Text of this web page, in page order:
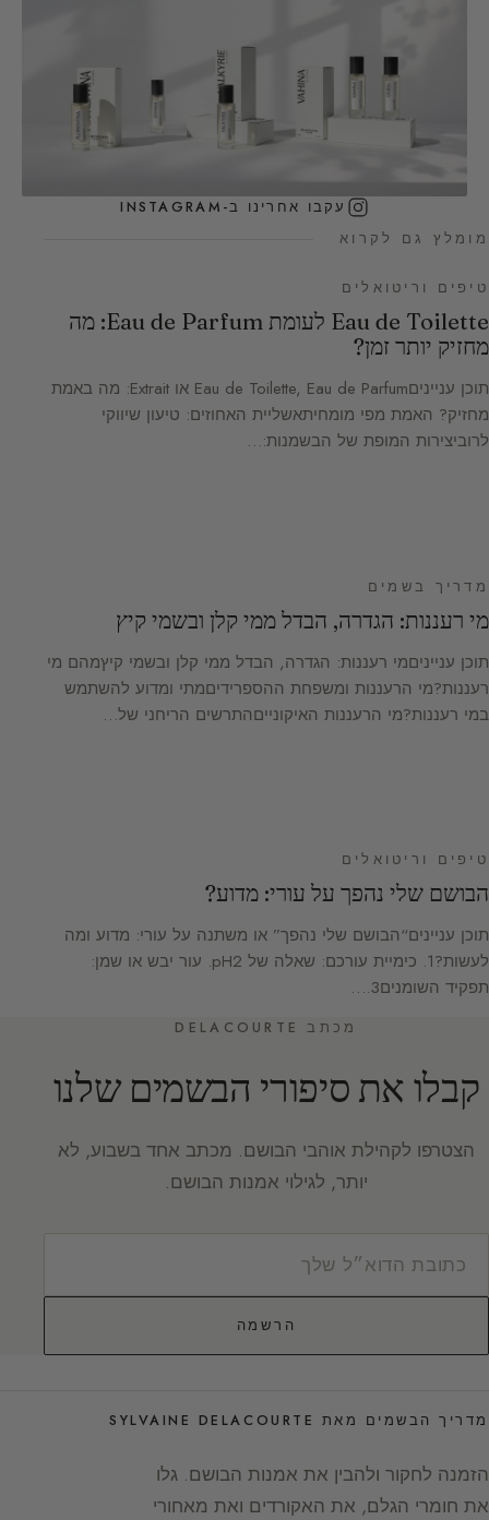
עקבו אחרינו ב-INSTAGRAM
מומלץ גם לקרוא
טיפים וריטואלים
Eau de Toilette לעומת Eau de Parfum: מה
מחזיק יותר זמן?
תוכן ענייניםEau de Toilette, Eau de Parfum או Extrait: מה באמת
מחזיק? האמת מפי מומחיתאשליית האחוזים: טיעון שיווקי
לרוביצירות המופת של הבשמנות:…
מדריך בשמים
מי רעננות: הגדרה, הבדל ממי קלן ובשמי קיץ
תוכן ענייניםמי רעננות: הגדרה, הבדל ממי קלן ובשמי קיץמהם מי
רעננות?מי הרעננות ומשפחת ההספרידיםמתי ומדוע להשתמש
במי רעננות?מי הרעננות האיקונייםהתרשים הריחני של…
טיפים וריטואלים
הבושם שלי נהפך על עורי: מדוע?
תוכן עניינים“הבושם שלי נהפך” או משתנה על עורי: מדוע ומה
לעשות?1. כימיית עורכם: שאלה של pH2. עור יבש או שמן:
תפקיד השומנים3.…
מכתב DELACOURTE
קבלו את סיפורי הבשמים שלנו
הצטרפו לקהילת אוהבי הבושם. מכתב אחד בשבוע, לא
יותר, לגילוי אמנות הבושם.
הרשמה
מדריך הבשמים מאת SYLVAINE DELACOURTE
הזמנה לחקור ולהבין את אמנות הבושם. גלו
את חומרי הגלם, את האקורדים ואת מאחורי